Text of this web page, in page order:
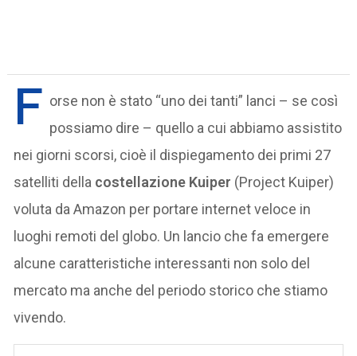
F orse non è stato “uno dei tanti” lanci – se così
possiamo dire – quello a cui abbiamo assistito
nei giorni scorsi, cioè il dispiegamento dei primi 27
satelliti della costellazione Kuiper (Project Kuiper)
voluta da Amazon per portare internet veloce in
luoghi remoti del globo. Un lancio che fa emergere
alcune caratteristiche interessanti non solo del
mercato ma anche del periodo storico che stiamo
vivendo.